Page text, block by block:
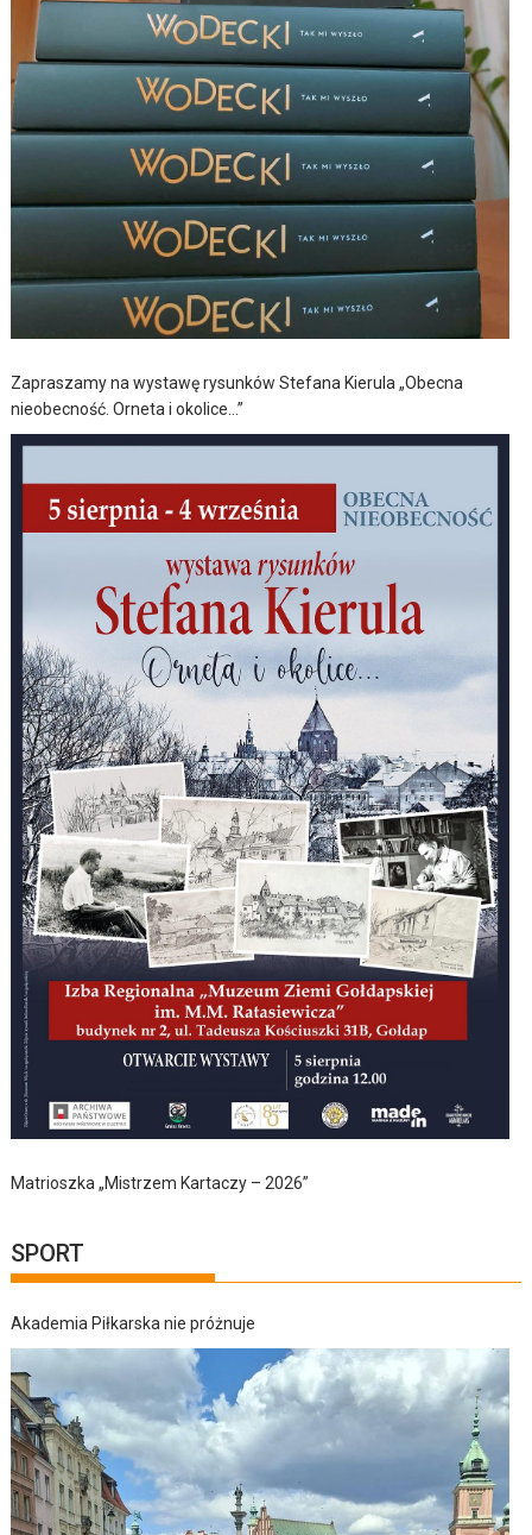
Zapraszamy na wystawę rysunków Stefana Kierula „Obecna
nieobecność. Orneta i okolice…”
Matrioszka „Mistrzem Kartaczy – 2026”
SPORT
Akademia Piłkarska nie próżnuje